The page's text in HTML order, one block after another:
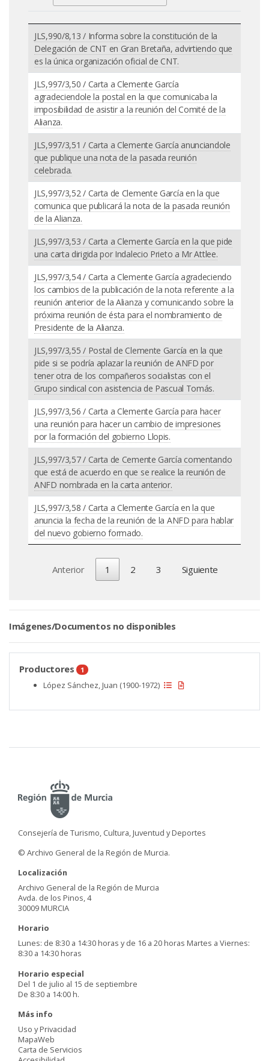
JLS,990/8,13 / Informa sobre la constitución de la
Delegación de CNT en Gran Bretaña, advirtiendo que
es la única organización oficial de CNT.
JLS,997/3,50 / Carta a Clemente García
agradeciendole la postal en la que comunicaba la
imposibilidad de asistir a la reunión del Comité de la
Alianza.
JLS,997/3,51 / Carta a Clemente García anunciandole
que publique una nota de la pasada reunión
celebrada.
JLS,997/3,52 / Carta de Clemente García en la que
comunica que publicará la nota de la pasada reunión
de la Alianza.
JLS,997/3,53 / Carta a Clemente García en la que pide
una carta dirigida por Indalecio Prieto a Mr Attlee.
JLS,997/3,54 / Carta a Clemente García agradeciendo
los cambios de la publicación de la nota referente a la
reunión anterior de la Alianza y comunicando sobre la
próxima reunión de ésta para el nombramiento de
Presidente de la Alianza.
JLS,997/3,55 / Postal de Clemente García en la que
pide si se podría aplazar la reunión de ANFD por
tener otra de los compañeros socialistas con el
Grupo sindical con asistencia de Pascual Tomás.
JLS,997/3,56 / Carta a Clemente García para hacer
una reunión para hacer un cambio de impresiones
por la formación del gobierno Llopis.
JLS,997/3,57 / Carta de Cemente García comentando
que está de acuerdo en que se realice la reunión de
ANFD nombrada en la carta anterior.
JLS,997/3,58 / Carta a Clemente García en la que
anuncia la fecha de la reunión de la ANFD para hablar
del nuevo gobierno formado.
Anterior 1 2 3 Siguiente
Imágenes/Documentos no disponibles
Productores 1
López Sánchez, Juan (1900-1972)
Consejería de Turismo, Cultura, Juventud y Deportes
© Archivo General de la Región de Murcia.
Localización
Archivo General de la Región de Murcia
Avda. de los Pinos, 4
30009 MURCIA
Horario
Lunes: de 8:30 a 14:30 horas y de 16 a 20 horas Martes a Viernes:
8:30 a 14:30 horas
Horario especial
Del 1 de julio al 15 de septiembre
De 8:30 a 14:00 h.
Más info
Uso y Privacidad
MapaWeb
Carta de Servicios